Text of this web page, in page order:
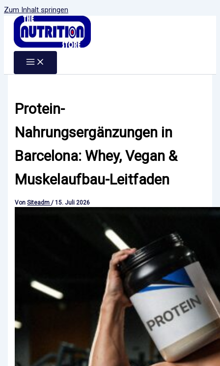
Zum Inhalt springen
Protein-
Nahrungsergänzungen in
Barcelona: Whey, Vegan &
Muskelaufbau-Leitfaden
VonSiteadm/15. Juli 2026